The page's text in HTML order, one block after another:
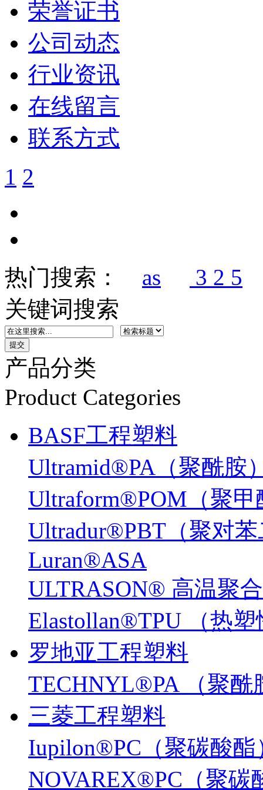
荣誉证书
公司动态
行业资讯
在线留言
联系方式
1 2
热门搜索： as
3 2 5
关键词搜索
产品分类
Product Categories
BASF工程塑料
Ultramid®PA（聚酰胺
Ultraform®POM（聚甲
Ultradur®PBT（聚对
Luran®ASA
ULTRASON® 高温聚
Elastollan®TPU （热
罗地亚工程塑料
TECHNYL®PA （聚酰
三菱工程塑料
Iupilon®PC（聚碳酸酯
NOVAREX®PC（聚碳